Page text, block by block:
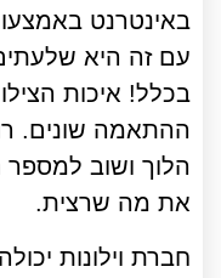
באינטרנט
עם זה היא
בכלל! איכות
ההתאמה שונים.
הלוך ושוב למספר
את מה שרצית.
חברת וילונות